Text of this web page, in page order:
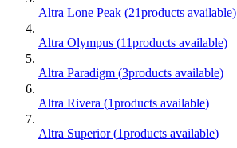
Altra Lone Peak (21products available)
Altra Olympus (11products available)
Altra Paradigm (3products available)
Altra Rivera (1products available)
Altra Superior (1products available)